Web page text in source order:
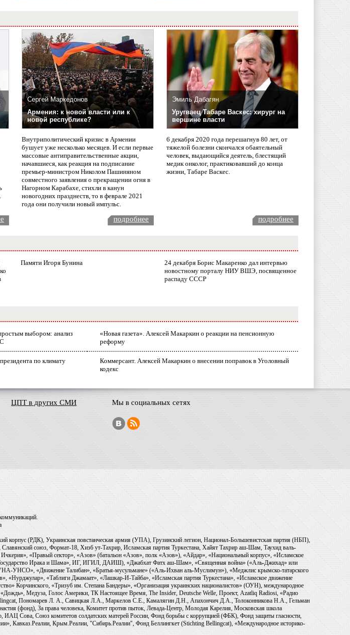
Сергей Маркедонов
Армения: к новой власти или к
новой республике?
Внутриполитический кризис в Армении
бушует уже несколько месяцев. И если первые
массовые антиправительственные акции,
начавшиеся, как реакция на подписание
премьер-министром Николом Пашиняном
совместного заявления о прекращении огня в
Нагорном Карабахе, стихли в канун
новогодних празднеств, то в феврале 2021
года они получили новый импульс.
Эмиль Дабагян
Уругваец Табаре Васкес: хирург на
вершине власти
6 декабря 2020 года перешагнув 80 лет, от
тяжелой болезни скончался обаятельный
человек, выдающийся деятель, блестящий
медик онколог, практиковавший до конца
жизни, Табаре Васкес.
подробнее подробнее
Памяти Игоря Бунина
24 декабря Борис Макаренко дал интервью
новостному порталу НИУ ВШЭ, посвященное
распаду СССР
выбором: анализ
«Новая газета». Алексей Макаркин о реакции на пенсионную
реформу
по климату
Коммерсант. Алексей Макаркин о внесении поправок в Уголовный
кодекс
ЦПТ в других СМИ Мы в социальных сетях
корпус (РДК), Украинская повстанческая армия (УПА), Грузинский легион, Национал-Большевистская партия (НБП),
союз, Формат-18, Хизб ут-Тахрир, Исламская партия Туркестана, Хайят Тахрир аш-Шам, Таухид валь-
«Правый сектор», «Азов» (батальон «Азов», полк «Азов»), «Айдар», «Национальный корпус», «Исламское
Государство Ирака и Шама», ИГ, ИГИЛ, ДАИШ), «Джабхат Фатх аш-Шам», «Священная война» («Аль-Джихад» или
УНСО», «Движение Талибан», «Братья-мусульмане» («Аль-Ихван аль-Муслимун»), «Меджлис крымско-татарского
«Таблиги Джамаат», «Лашкар-И-Тайба», «Исламская партия Туркестана», «Исламское движение
Корчинского, «Тризуб им. Степана Бандеры», «Организация украинских националистов» (ОУН), международное
Медуза, Голос Америки, ТК Настоящее Время, The Insider, Deutsche Welle, Проект, Azatliq Radiosi, «Радио
Пономарев Л. А., Савицкая Л.А., Маркелов С.Е., Камалягин Д.Н., Апахончич Д.А., Толоконникова Н.А., Гельман
(фонд), За права человека, Комитет против пыток, Левада-Центр, Молодая Карелия, Московская школа
ИАЦ Сова, Союз комитетов солдатских матерей России, Фонд борьбы с коррупцией (ФБК), Фонд защиты гласности,
Кавказ.Реалии, Крым.Реалии, "Сибирь.Реалии", Фонд Беллингкет (Stichting Bellingcat), «Международное историко-